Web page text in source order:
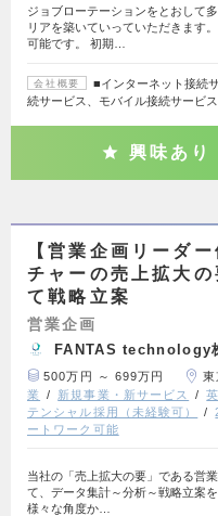
ジョブローテーションをとおして
リアを築いていっていただきます
可能です。 初期…
会社概要
■インターネット接続
続サービス、モバイル接続サービ
興味あり
【営業企画リーダ
チャーの売上拡大
て戦略立案
営業企画
FANTAS technology
500万円 ～ 699万円 東
業
新規事業・新サービス
テンシャル採用（未経験可）
ートワーク可能
当社の「売上拡大の要」である営
て、データ集計～分析～戦略立案
様々な角度か…